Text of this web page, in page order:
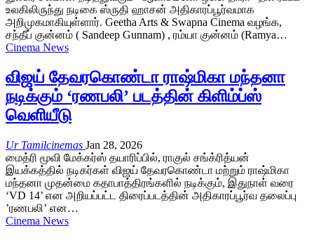
உலகிலிருந்து நடிகை ஸ்ருதி ஹாசன் அதிகாரப்பூர்வமாக
அறிமுகமாகியுள்ளார். Geetha Arts & Swapna Cinema வழங்க,
சந்தீப் குன்னம் ( Sandeep Gunnam) , ரம்யா குன்னம் (Ramya…
Cinema News
விஜய் தேவரகொண்டா ராஷ்மிகா மந்தனா
நடிக்கும் ‘ரணபலி’ படத்தின் கிளிம்ப்ஸ்
வெளியீடு
Ur Tamilcinemas Jan 28, 2026
மைத்ரி மூவி மேக்கர்ஸ் தயாரிப்பில், ராகுல் சங்க்ரித்யன்
இயக்கத்தில் நடிகர்கள் விஜய் தேவரகொண்டா மற்றும் ராஷ்மிகா
மந்தனா முதன்மை கதாபாத்திரங்களில் நடிக்கும், இதுநாள் வரை
‘VD 14’ என அறியப்பட்ட திரைப்படத்தின் அதிகாரப்பூர்வ தலைப்பு
’ரணபலி’ என…
Cinema News